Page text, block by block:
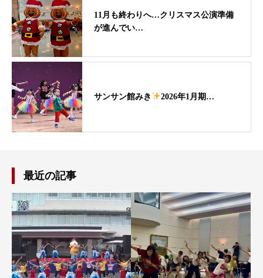
11月も終わりへ…クリスマス公演準備
が進んでい…
サンサン館みき 2026年1月期…
最近の記事